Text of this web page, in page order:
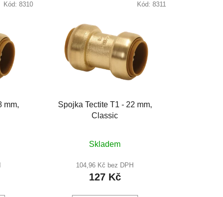
p
o
k
mm,
Kód: 8310
Spojka Tectite T1 - 22 mm,
Classic
hodnocení
produktu
je
Skladem
104,96 Kč bez DPH
127 Kč
Kód: 8311